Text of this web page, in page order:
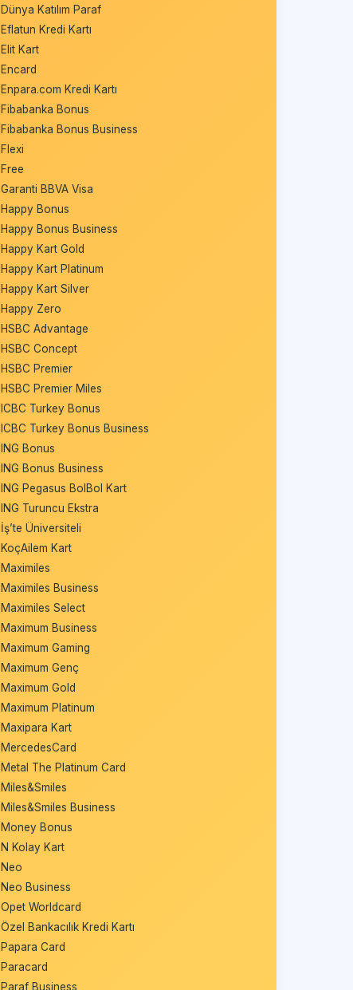
Dünya Katılım Paraf
Eflatun Kredi Kartı
Elit Kart
Encard
Enpara.com Kredi Kartı
Fibabanka Bonus
Fibabanka Bonus Business
Flexi
Free
Garanti BBVA Visa
Happy Bonus
Happy Bonus Business
Happy Kart Gold
Happy Kart Platinum
Happy Kart Silver
Happy Zero
HSBC Advantage
HSBC Concept
HSBC Premier
HSBC Premier Miles
ICBC Turkey Bonus
ICBC Turkey Bonus Business
ING Bonus
ING Bonus Business
ING Pegasus BolBol Kart
ING Turuncu Ekstra
İş’te Üniversiteli
KoçAilem Kart
Maximiles
Maximiles Business
Maximiles Select
Maximum Business
Maximum Gaming
Maximum Genç
Maximum Gold
Maximum Platinum
Maxipara Kart
MercedesCard
Metal The Platinum Card
Miles&Smiles
Miles&Smiles Business
Money Bonus
N Kolay Kart
Neo
Neo Business
Opet Worldcard
Özel Bankacılık Kredi Kartı
Papara Card
Paracard
Paraf Business